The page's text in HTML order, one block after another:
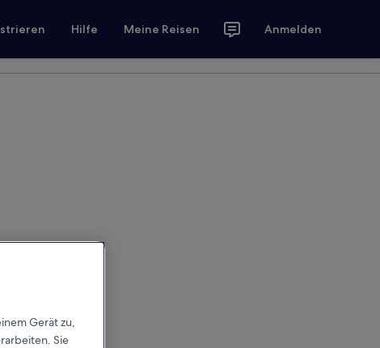
Hilfe Meine Reisen Anmelden
Gerät zu,
Sie